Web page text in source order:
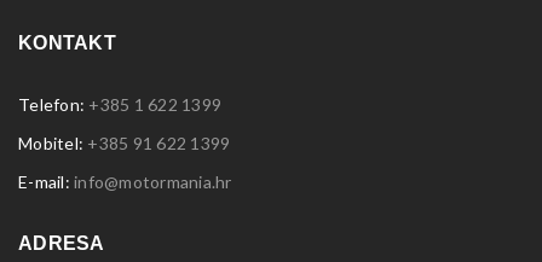
KONTAKT
Telefon: +385 1 622 1399
Mobitel: +385 91 622 1399
E-mail: info@motormania.hr
ADRESA